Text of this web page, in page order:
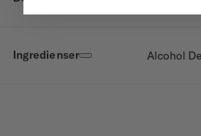
Ingredienser